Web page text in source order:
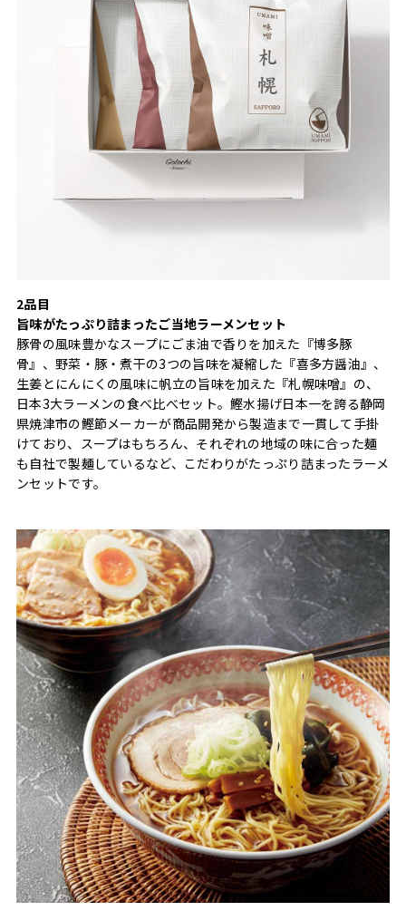
2品目
旨味がたっぷり詰まったご当地ラーメンセット
豚骨の風味豊かなスープにごま油で香りを加えた『博多豚
骨』、野菜・豚・煮干の3つの旨味を凝縮した『喜多方醤油』、
生姜とにんにくの風味に帆立の旨味を加えた『札幌味噌』の、
日本3大ラーメンの食べ比べセット。鰹水揚げ日本一を誇る静岡
県焼津市の鰹節メーカーが商品開発から製造まで一貫して手掛
けており、スープはもちろん、それぞれの地域の味に合った麺
も自社で製麺しているなど、こだわりがたっぷり詰まったラーメ
ンセットです。